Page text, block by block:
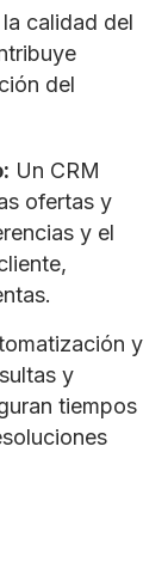
calidad del
del
Un CRM
ofertas y
y el
y
y
tiempos